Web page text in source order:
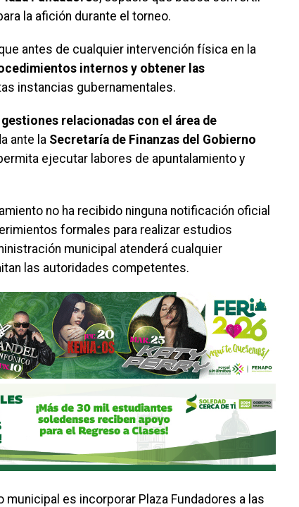
la afición durante el torneo.
antes de cualquier intervención física en la
internos y obtener las
instancias gubernamentales.
gestiones relacionadas con el área de
ante la Secretaría de Finanzas del Gobierno
ejecutar labores de apuntalamiento y
no ha recibido ninguna notificación oficial
formales para realizar estudios
municipal atenderá cualquier
las autoridades competentes.
es incorporar Plaza Fundadores a las